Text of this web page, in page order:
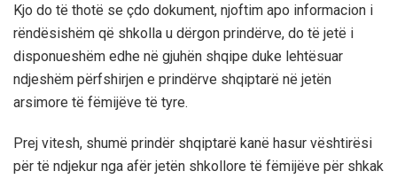
Kjo do të thotë se çdo dokument, njoftim apo informacion i
rëndësishëm që shkolla u dërgon prindërve, do të jetë i
disponueshëm edhe në gjuhën shqipe duke lehtësuar
ndjeshëm përfshirjen e prindërve shqiptarë në jetën
arsimore të fëmijëve të tyre.
Prej vitesh, shumë prindër shqiptarë kanë hasur vështirësi
për të ndjekur nga afër jetën shkollore të fëmijëve për shkak